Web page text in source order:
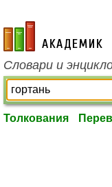
academic.ru
Словари и
Толкования